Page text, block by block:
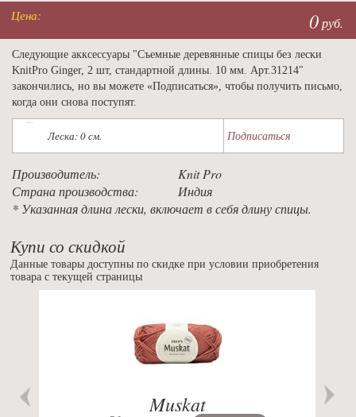
Цена: 0руб.
Следующие акксессуары "Съемные деревянные спицы без лески
KnitPro Ginger, 2 шт, стандартной длины. 10 мм. Арт.31214"
закончились, но вы можете «Подписаться», чтобы получить письмо,
когда они снова поступят.
Леска: 0 см. Подписаться
Производитель:
Knit Pro
Страна производства:
Индия
* Указанная длина лески, включает в себя длину спицы.
Купи со скидкой
Данные товары доступны по скидке при условии приобретения
товара с текущей страницы
Muskat